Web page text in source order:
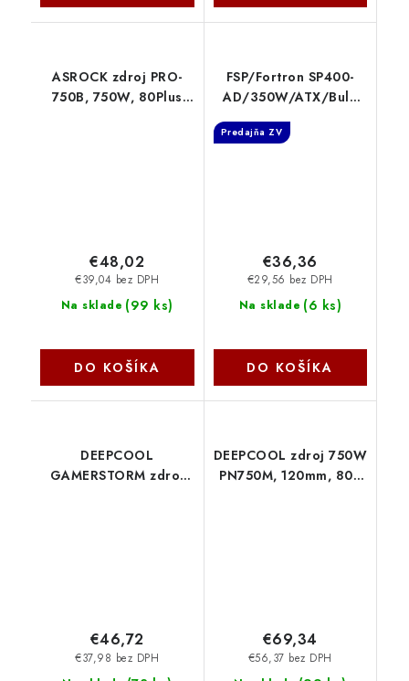
ASROCK zdroj PRO-
750B, 750W, 80Plus
Na sklade (99 ks)
€39,04 bez DPH
€48,02
DO KOŠÍKA
FSP/Fortron SP400-
AD/350W/ATX/Bulk
9PA350DR00
Predajňa ZV
Na sklade (6 ks)
€29,56 bez DPH
€36,36
DO KOŠÍKA
DEEPCOOL
GAMERSTORM zdroj
€37,98 bez DPH
€46,72
DEEPCOOL zdroj 750W
PN750M, 120mm, 80+
€56,37 bez DPH
€69,34